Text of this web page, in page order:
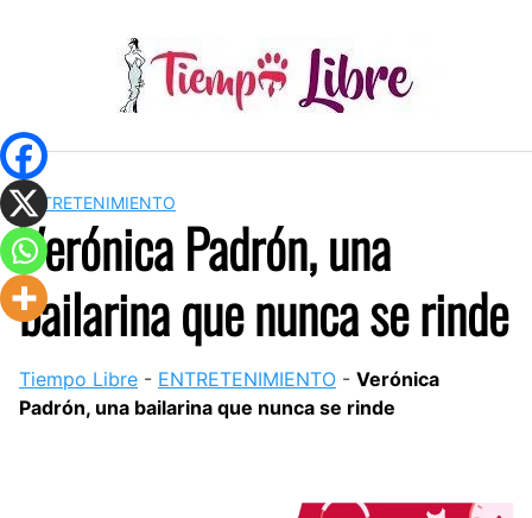
ENTRETENIMIENTO
Verónica Padrón, una
bailarina que nunca se rinde
Tiempo Libre - ENTRETENIMIENTO - Verónica
Padrón, una bailarina que nunca se rinde